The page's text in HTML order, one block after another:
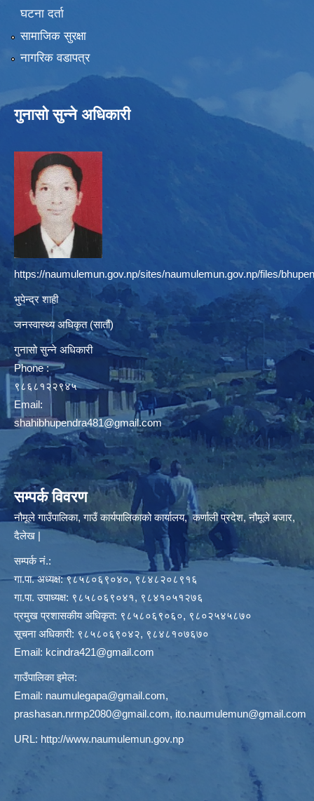
घटना दर्ता
सामाजिक सुरक्षा
नागरिक वडापत्र
गुनासो सुन्ने अधिकारी
https://naumulemun.gov.np/sites/naumulemun.gov.np/files/
भुपेन्द्र शाही
जनस्वास्थ्य अधिकृत (सातौं)
गुनासो सुन्ने अधिकारी
Phone :
९८६८१२२९४५
Email:
shahibhupendra481@gmail.com
सम्पर्क विवरण
नौमूले गाउँपालिका, गाउँ कार्यपालिकाको कार्यालय, कर्णाली प्रदेश, नौमूले बजार,
दैलेख |
सम्पर्क नं.:
गा.पा. अध्यक्ष: ९८५८०६९०४०, ९८४८२०८९१६
गा.पा. उपाध्यक्ष: ९८५८०६९०४१, ९८४१०५१२७६
प्रमुख प्रशासकीय अधिकृत: ९८५८०६९०६०, ९८०२५४५८७०
सूचना अधिकारी: ९८५८०६९०४२, ९८४८१०७६७०
Email: kcindra421@gmail.com
गाउँपालिका इमेल:
Email: naumulegapa@gmail.com,
prashasan.nrmp2080@gmail.com, ito.naumulemun@gmail.com
URL: http://www.naumulemun.gov.np